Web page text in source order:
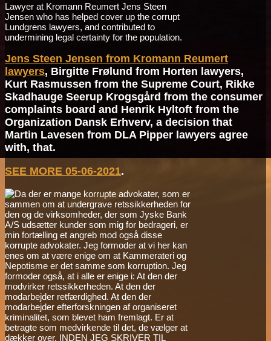
Lawyer at Kromann Reumert Jens Steen
Jensen who has helped cover up the corrupt
Lundgrens lawyers, and contributed to
undermining legal certainty for the population.
Jens Steen Jensen from Kromann Reumert
lawyers, Birgitte Frølund from Horten lawyers,
Kurt Rasmussen from the Supreme Court, Rikke
Skadhauge Seerup Krogsgård from the consumer
complaints board and Henrik Hyltoft from the
Organization Dansk Erhverv, a decision that
Martin Lavesen from DLA Pipper lawyers agree
with, that.
SEE MORE 05-06-2021.